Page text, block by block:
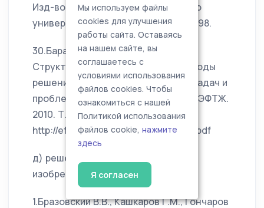
Изд-во Томского политехнического
университета, 2010. – 442 c. – с. 97-98.
30.Баранов В.А., Бразовский В.В.
Структурно-ориентированные методы
решения обратных некорректных задач и
проблемы обработки изображений ЭФТЖ.
2010. Т. 5. – С. 30-44.
http://eftj.secna.ru/0420900047003.pdf
д) решения о выдаче патента на
изобретение
1.Бразовский В.В., Кашкаров Г.М., Гончаров
Мы используем файлы
cookies для улучшения
работы сайта. Оставаясь
на нашем сайте, вы
соглашаетесь с
условиями использования
файлов cookies. Чтобы
ознакомиться с нашей
Политикой использования
файлов cookie, нажмите
здесь
Я согласен